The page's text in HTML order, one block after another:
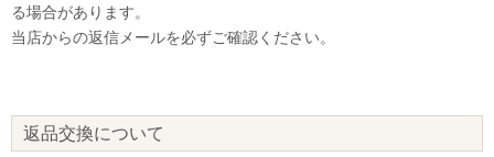
る場合があります。
当店からの返信メールを必ずご確認ください。
返品交換について